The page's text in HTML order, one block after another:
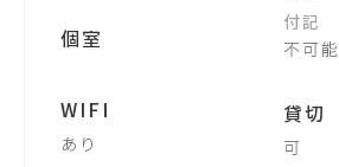
個室
WIFI
あり
付記
不可能
貸切
可